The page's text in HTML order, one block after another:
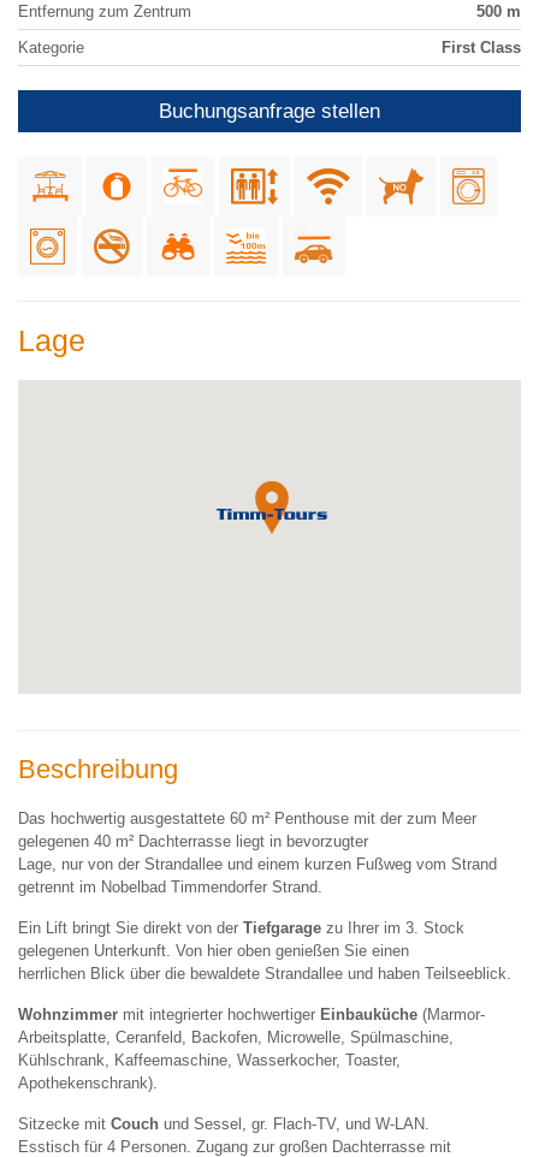
Entfernung zum Zentrum
500 m
Kategorie
First Class
Buchungsanfrage stellen
Lage
Beschreibung
Das hochwertig ausgestattete 60 m² Penthouse mit der zum Meer
gelegenen 40 m² Dachterrasse liegt in bevorzugter
Lage, nur von der Strandallee und einem kurzen Fußweg vom Strand
getrennt im Nobelbad Timmendorfer Strand.
Ein Lift bringt Sie direkt von der Tiefgarage zu Ihrer im 3. Stock
gelegenen Unterkunft. Von hier oben genießen Sie einen
herrlichen Blick über die bewaldete Strandallee und haben Teilseeblick.
Wohnzimmer mit integrierter hochwertiger Einbauküche (Marmor-
Arbeitsplatte, Ceranfeld, Backofen, Microwelle, Spülmaschine,
Kühlschrank, Kaffeemaschine, Wasserkocher, Toaster,
Apothekenschrank).
Sitzecke mit Couch und Sessel, gr. Flach-TV, und W-LAN.
Esstisch für 4 Personen. Zugang zur großen Dachterrasse mit